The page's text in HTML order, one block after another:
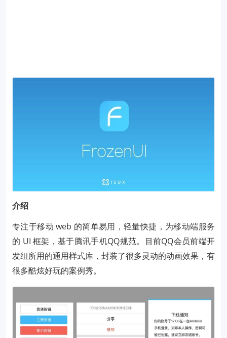
介绍
专注于移动 web 的简单易用，轻量快捷，为移动端服务
的 UI 框架，基于腾讯手机QQ规范。目前QQ会员前端开
发组所用的通用样式库，封装了很多灵动的动画效果，有
很多酷炫好玩的案例秀。